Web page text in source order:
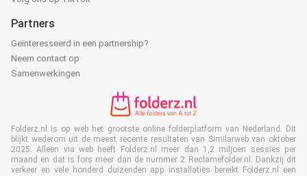
Partners
Geïnteresseerd in een partnership?
Neem contact op
Samenwerkingen
Folderz.nl is op web het grootste online folderplatform van Nederland. Dit
blijkt wederom uit de meest recente resultaten van Similarweb van oktober
2025. Alleen via web heeft Folderz.nl meer dan 1,2 miljoen sessies per
maand en dat is fors meer dan de nummer 2 Reclamefolder.nl. Dankzij dit
verkeer en vele honderd duizenden app installaties bereikt Folderz.nl een